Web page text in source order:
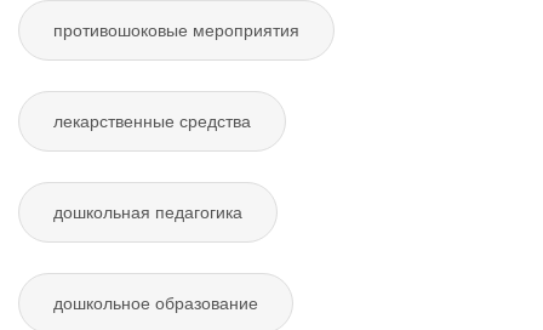
противошоковые мероприятия
лекарственные средства
дошкольная педагогика
дошкольное образование